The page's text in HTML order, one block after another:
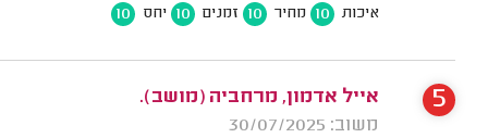
איכות 10 מחיר 10 זמנים 10 יחס 10
אייל אדמון, מרחביה (מושב).
משוב: 30/07/2025
5